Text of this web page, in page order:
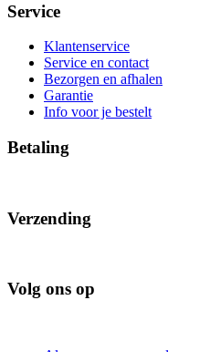
Service
Klantenservice
Service en contact
Bezorgen en afhalen
Garantie
Info voor je bestelt
Betaling
Verzending
Volg ons op